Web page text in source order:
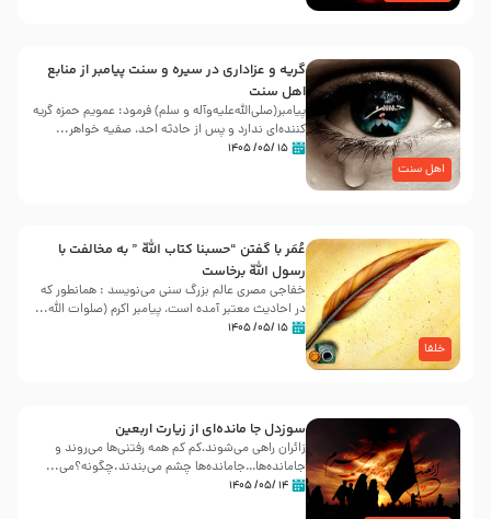
اهل سنت
گریه و عزاداری در سیره و سنت پیامبر از منابع
اهل سنت
پیامبر(صلی‌الله‌علیه‌وآله و سلم) فرمود: عمویم حمزه گریه
کننده‌ای ندارد و پس از حادثه احد، صفیه خواهر...
۱۵ /۰۵/ ۱۴۰۵
خلفا
عُمَر با گفتن “حسبنا كتاب اللّه ” به مخالفت با
رسول اللّه برخاست
خفاجی مصری عالم بزرگ سنی می‌نویسد : همانطور که
در احادیث معتبر آمده است، پیامبر اکرم (صلوات اللّه...
۱۵ /۰۵/ ۱۴۰۵
سوزدل جا مانده‌ای از زیارت اربعین
زائران راهی می‌شوند،کم‌ کم همه رفتنی‌ها می‌روند و
جامانده‌ها…جامانده‌ها چشم می‌بندند.چگونه؟می‌...
۱۴ /۰۵/ ۱۴۰۵